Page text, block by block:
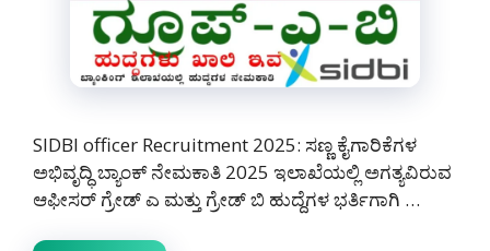
SIDBI officer Recruitment 2025: ಸಣ್ಣ ಕೈಗಾರಿಕೆಗಳ
ಅಭಿವೃದ್ಧಿ ಬ್ಯಾಂಕ್ ನೇಮಕಾತಿ 2025 ಇಲಾಖೆಯಲ್ಲಿ ಅಗತ್ಯವಿರುವ
ಆಫೀಸರ್ ಗ್ರೇಡ್ ಎ ಮತ್ತು ಗ್ರೇಡ್ ಬಿ ಹುದ್ದೆಗಳ ಭರ್ತಿಗಾಗಿ …